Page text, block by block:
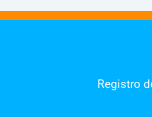
Registro